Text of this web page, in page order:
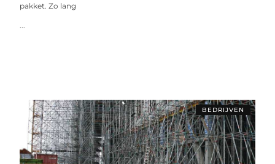
pakket. Zo lang
...
BEDRIJVEN